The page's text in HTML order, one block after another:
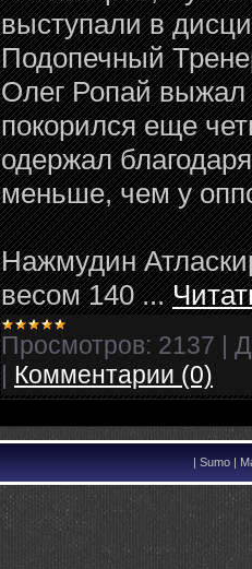
выступали в
Подопечный
Олег Ропай выжал
покорился еще
одержал
меньше, чем у
Нажмудин
весом 140...
Просмотров: 2137 |
| Комментарии (0)
| Sumo |